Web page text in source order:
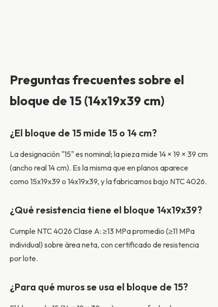
Preguntas frecuentes sobre el
bloque de 15 (14x19x39 cm)
¿El bloque de 15 mide 15 o 14 cm?
La designación "15" es nominal; la pieza mide 14 × 19 × 39 cm
(ancho real 14 cm). Es la misma que en planos aparece
como 15x19x39 o 14x19x39, y la fabricamos bajo NTC 4026.
¿Qué resistencia tiene el bloque 14x19x39?
Cumple NTC 4026 Clase A: ≥13 MPa promedio (≥11 MPa
individual) sobre área neta, con certificado de resistencia
por lote.
¿Para qué muros se usa el bloque de 15?